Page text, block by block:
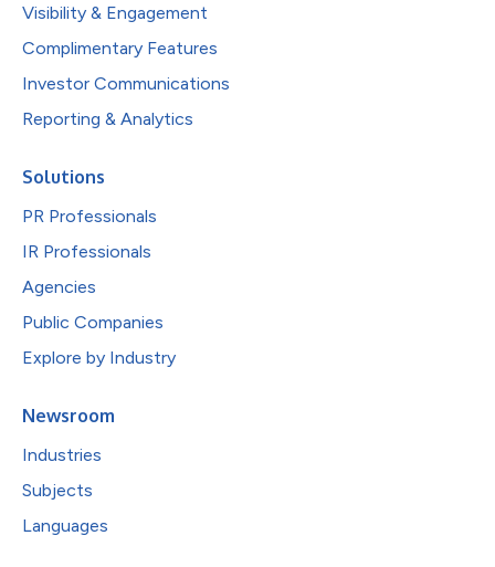
Visibility & Engagement
Complimentary Features
Investor Communications
Reporting & Analytics
Solutions
PR Professionals
IR Professionals
Agencies
Public Companies
Explore by Industry
Newsroom
Industries
Subjects
Languages